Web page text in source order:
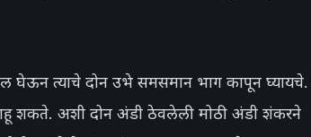
घेऊन त्याचे दोन उभे समसमान भाग कापून घ्यायचे.
शकते. अशी दोन अंडी ठेवलेली मोठी अंडी शंकरने